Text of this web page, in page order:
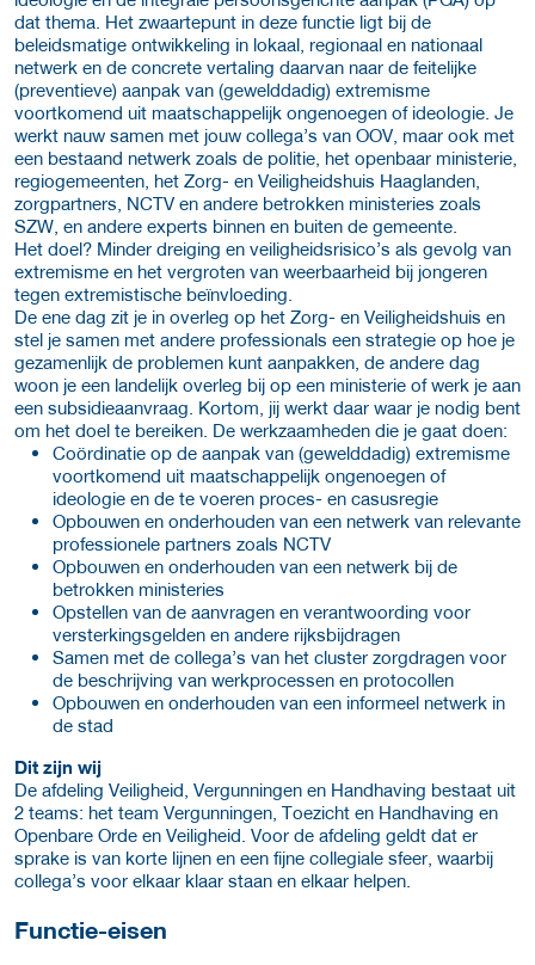
dat thema. Het zwaartepunt in deze functie ligt bij de
beleidsmatige ontwikkeling in lokaal, regionaal en nationaal
netwerk en de concrete vertaling daarvan naar de feitelijke
(preventieve) aanpak van (gewelddadig) extremisme
voortkomend uit maatschappelijk ongenoegen of ideologie. Je
werkt nauw samen met jouw collega’s van OOV, maar ook met
een bestaand netwerk zoals de politie, het openbaar ministerie,
regiogemeenten, het Zorg- en Veiligheidshuis Haaglanden,
zorgpartners, NCTV en andere betrokken ministeries zoals
SZW, en andere experts binnen en buiten de gemeente.
Het doel? Minder dreiging en veiligheidsrisico’s als gevolg van
extremisme en het vergroten van weerbaarheid bij jongeren
tegen extremistische beïnvloeding.
De ene dag zit je in overleg op het Zorg- en Veiligheidshuis en
stel je samen met andere professionals een strategie op hoe je
gezamenlijk de problemen kunt aanpakken, de andere dag
woon je een landelijk overleg bij op een ministerie of werk je aan
een subsidieaanvraag. Kortom, jij werkt daar waar je nodig bent
om het doel te bereiken. De werkzaamheden die je gaat doen:
Coördinatie op de aanpak van (gewelddadig) extremisme
voortkomend uit maatschappelijk ongenoegen of
ideologie en de te voeren proces- en casusregie
Opbouwen en onderhouden van een netwerk van relevante
professionele partners zoals NCTV
Opbouwen en onderhouden van een netwerk bij de
betrokken ministeries
Opstellen van de aanvragen en verantwoording voor
versterkingsgelden en andere rijksbijdragen
Samen met de collega’s van het cluster zorgdragen voor
de beschrijving van werkprocessen en protocollen
Opbouwen en onderhouden van een informeel netwerk in
de stad
Dit zijn wij
De afdeling Veiligheid, Vergunningen en Handhaving bestaat uit
2 teams: het team Vergunningen, Toezicht en Handhaving en
Openbare Orde en Veiligheid. Voor de afdeling geldt dat er
sprake is van korte lijnen en een fijne collegiale sfeer, waarbij
collega’s voor elkaar klaar staan en elkaar helpen.
Functie-eisen